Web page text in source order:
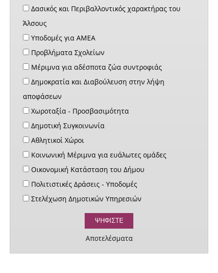
Δασικός και Περιβαλλοντικός χαρακτήρας του
Άλσους
Υποδομές για ΑΜΕΑ
Προβλήματα Σχολείων
Μέριμνα για αδέσποτα ζώα συντροφιάς
Δημοκρατία και Διαβούλευση στην λήψη
αποφάσεων
Χωροταξία - Προσβασιμότητα
Δημοτική Συγκοινωνία
Αθλητικοί Χώροι
Κοινωνική Μέριμνα για ευάλωτες ομάδες
Οικονομική Κατάσταση του Δήμου
Πολιτιστικές Δράσεις - Υποδομές
Στελέχωση Δημοτικών Υπηρεσιών
Αποτελέσματα